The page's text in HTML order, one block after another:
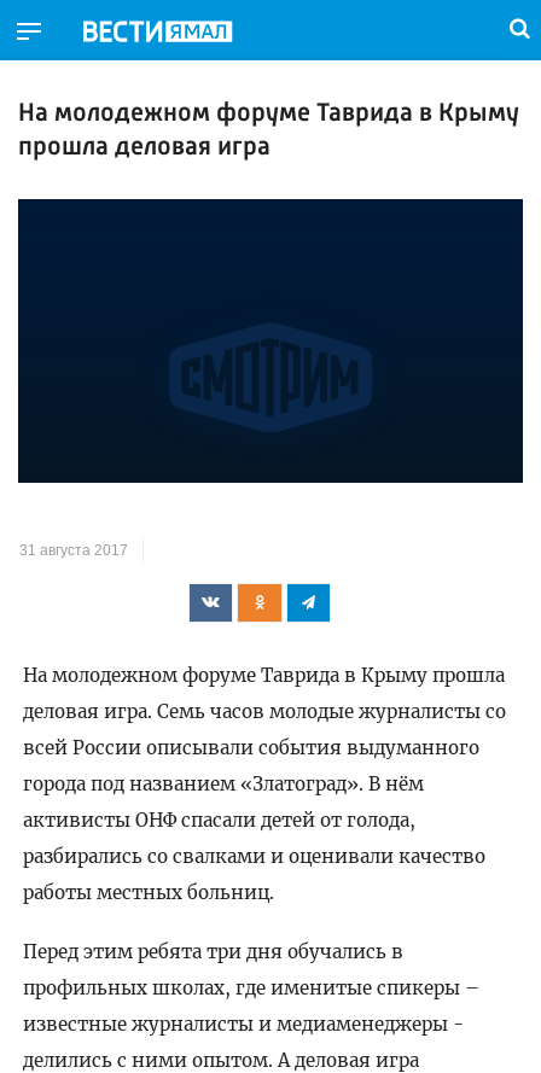
На молодежном форуме Таврида в Крыму
прошла деловая игра
31 августа 2017
На молодежном форуме Таврида в Крыму прошла
деловая игра. Семь часов молодые журналисты со
всей России описывали события выдуманного
города под названием «Златоград». В нём
активисты ОНФ спасали детей от голода,
разбирались со свалками и оценивали качество
работы местных больниц.
Перед этим ребята три дня обучались в
профильных школах, где именитые спикеры –
известные журналисты и медиаменеджеры -
делились с ними опытом. А деловая игра